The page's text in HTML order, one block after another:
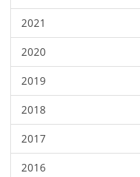
2021
2020
2019
2018
2017
2016